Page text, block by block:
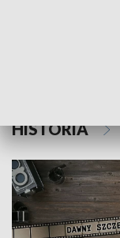
HISTORIA